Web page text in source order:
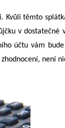
těmto
v
účtu vám
není